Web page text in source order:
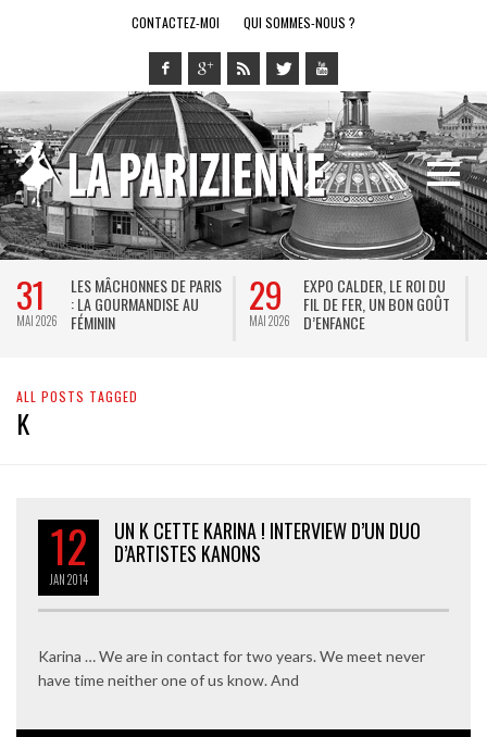
CONTACTEZ-MOI QUI SOMMES-NOUS ?
31
MAI 2026
LES MÂCHONNES DE PARIS
: LA GOURMANDISE AU
FÉMININ
29
MAI 2026
EXPO CALDER, LE ROI DU
FIL DE FER, UN BON GOÛT
D’ENFANCE
ALL POSTS TAGGED
K
12
JAN2014
UN K CETTE KARINA ! INTERVIEW D’UN DUO
D’ARTISTES KANONS
Karina … We are in contact for two years. We meet never
have time neither one of us know. And